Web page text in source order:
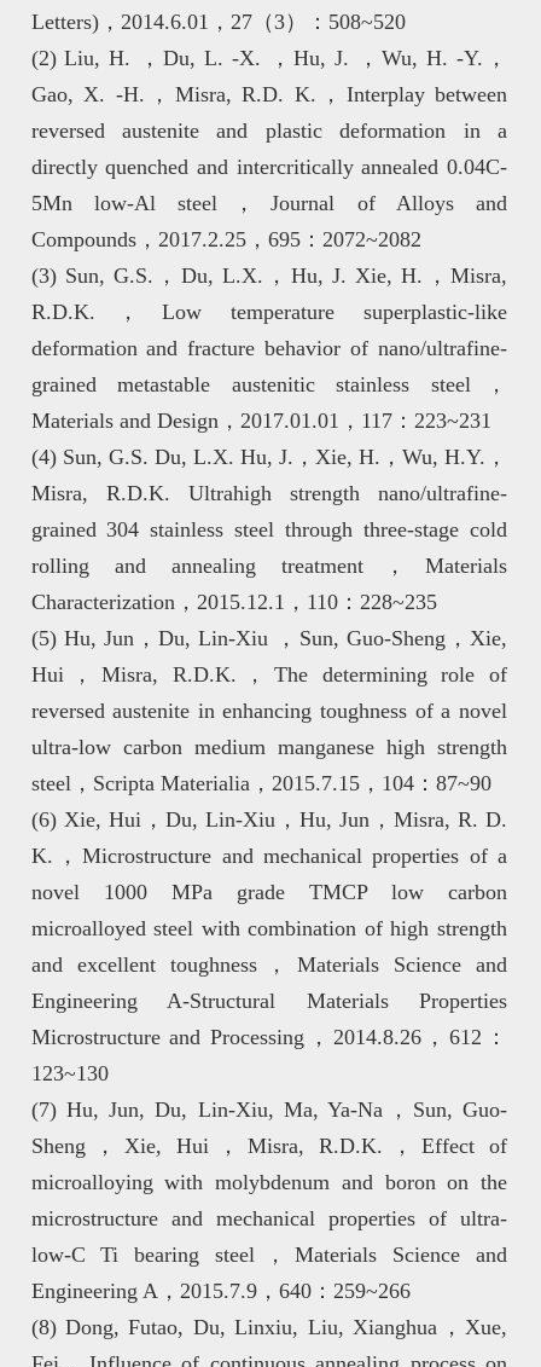
Letters)，2014.6.01，27（3）：508~520
(2) Liu, H. ，Du, L. -X. ，Hu, J. ，Wu, H. -Y.，
Gao, X. -H.，Misra, R.D. K.，Interplay between
reversed austenite and plastic deformation in a
directly quenched and intercritically annealed 0.04C-
5Mn low-Al steel，Journal of Alloys and
Compounds，2017.2.25，695：2072~2082
(3) Sun, G.S.，Du, L.X.，Hu, J. Xie, H.，Misra,
R.D.K.，Low temperature superplastic-like
deformation and fracture behavior of nano/ultrafine-
grained metastable austenitic stainless steel，
Materials and Design，2017.01.01，117：223~231
(4) Sun, G.S. Du, L.X. Hu, J.，Xie, H.，Wu, H.Y.，
Misra, R.D.K. Ultrahigh strength nano/ultrafine-
grained 304 stainless steel through three-stage cold
rolling and annealing treatment，Materials
Characterization，2015.12.1，110：228~235
(5) Hu, Jun，Du, Lin-Xiu ，Sun, Guo-Sheng，Xie,
Hui，Misra, R.D.K.，The determining role of
reversed austenite in enhancing toughness of a novel
ultra-low carbon medium manganese high strength
steel，Scripta Materialia，2015.7.15，104：87~90
(6) Xie, Hui，Du, Lin-Xiu，Hu, Jun，Misra, R. D.
K.，Microstructure and mechanical properties of a
novel 1000 MPa grade TMCP low carbon
microalloyed steel with combination of high strength
and excellent toughness，Materials Science and
Engineering A-Structural Materials Properties
Microstructure and Processing，2014.8.26，612：
123~130
(7) Hu, Jun, Du, Lin-Xiu, Ma, Ya-Na，Sun, Guo-
Sheng，Xie, Hui，Misra, R.D.K.，Effect of
microalloying with molybdenum and boron on the
microstructure and mechanical properties of ultra-
low-C Ti bearing steel，Materials Science and
Engineering A，2015.7.9，640：259~266
(8) Dong, Futao, Du, Linxiu, Liu, Xianghua，Xue,